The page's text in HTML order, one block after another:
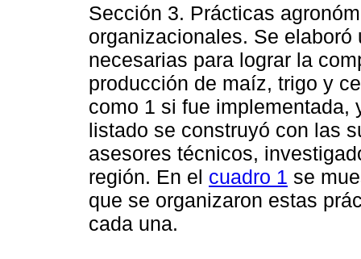
Sección 3. Prácticas
organizacionales. Se
necesarias para lograr la
producción de maíz, trigo y
como 1 si fue implementada,
listado se construyó con las
asesores técnicos,
región. En el cuadro 1 se
que se organizaron estas
cada una.